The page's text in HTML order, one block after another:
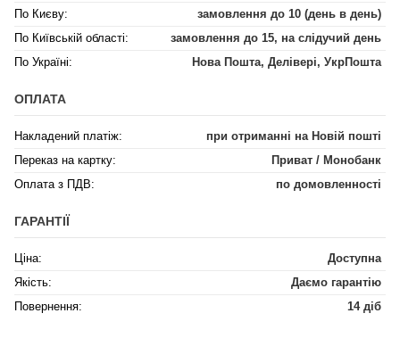
По Києву:
замовлення до 10 (день в день)
По Київській області:
замовлення до 15, на слідучий день
По Україні:
Нова Пошта, Делівері, УкрПошта
ОПЛАТА
Накладений платіж:
при отриманні на Новій пошті
Переказ на картку:
Приват / Монобанк
Оплата з ПДВ:
по домовленності
ГАРАНТІЇ
Ціна:
Доступна
Якість:
Даємо гарантію
Повернення:
14 діб